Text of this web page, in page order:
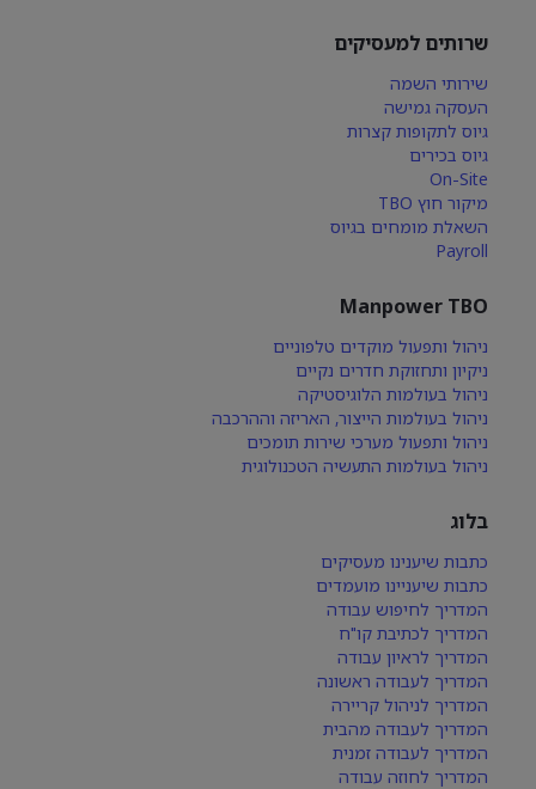
שרותים למעסיקים
שירותי השמה
העסקה גמישה
גיוס לתקופות קצרות
גיוס בכירים
On-Site
מיקור חוץ TBO
השאלת מומחים בגיוס
Payroll
Manpower TBO
ניהול ותפעול מוקדים טלפוניים
ניקיון ותחזוקת חדרים נקיים
ניהול בעולמות הלוגיסטיקה
ניהול בעולמות הייצור, האריזה וההרכבה
ניהול ותפעול מערכי שירות תומכים
ניהול בעולמות התעשיה הטכנולוגית
בלוג
כתבות שיענינו מעסיקים
כתבות שיעניינו מועמדים
המדריך לחיפוש עבודה
המדריך לכתיבת קו"ח
המדריך לראיון עבודה
המדריך לעבודה ראשונה
המדריך לניהול קריירה
המדריך לעבודה מהבית
המדריך לעבודה זמנית
המדריך לחוזה עבודה